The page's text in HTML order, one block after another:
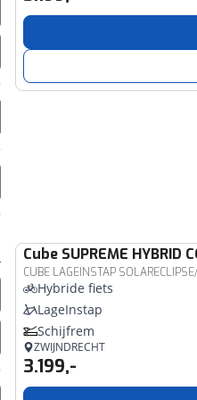
We tonen je
op en buiten onze
en privacyverklaring
cookies. Je
Cube SUPREME HYBRID
CUBE LAGEINSTAP
Hybride fiets
LageInstap
Schijfrem
ZWIJNDRECHT
3.199,-